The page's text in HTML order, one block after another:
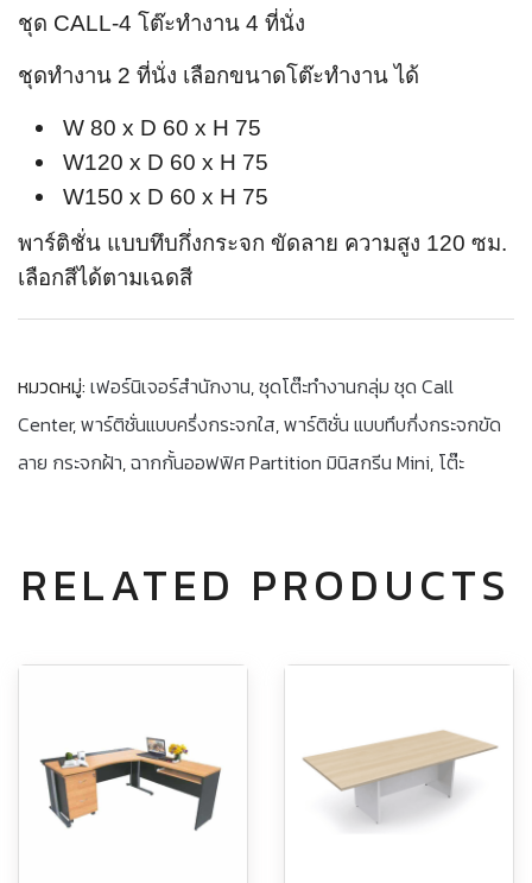
ชุด CALL-4 โต๊ะทำงาน 4 ที่นั่ง
ชุดทำงาน 2 ที่นั่ง เลือกขนาดโต๊ะทำงาน ได้
W 80 x D 60 x H 75
W120 x D 60 x H 75
W150 x D 60 x H 75
พาร์ติชั่น แบบทึบกึ่งกระจก ขัดลาย ความสูง 120 ซม.
เลือกสีได้ตามเฉดสี
หมวดหมู่: เฟอร์นิเจอร์สำนักงาน,ชุดโต๊ะทำงานกลุ่ม ชุด Call
Center,พาร์ติชั่นแบบครึ่งกระจกใส,พาร์ติชั่น แบบทึบกึ่งกระจกขัด
ลาย กระจกฝ้า,ฉากกั้นออฟฟิศ Partition มินิสกรีน Mini, โต๊ะ
RELATED PRODUCTS